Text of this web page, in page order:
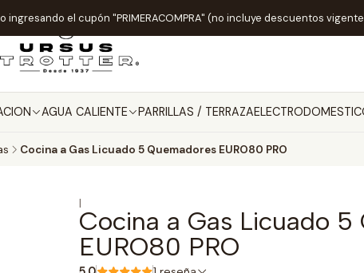
AGUA CALIENTE PARRILLAS / TERRAZA
el cupón "PRIMERACOMPRA" (no incluye descuentos
Cocina a Gas Licuado 5 Quemadores EURO80 PRO
|
Cocina a Gas Licuado 5
EURO80 PRO